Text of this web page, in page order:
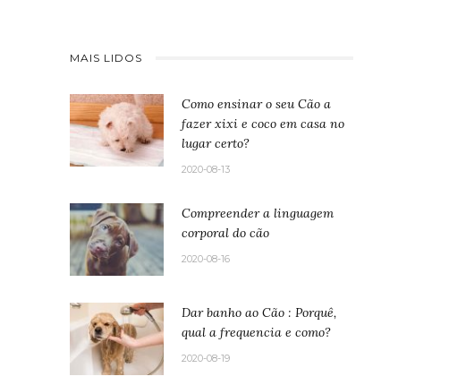
MAIS LIDOS
Como ensinar o seu Cão a
fazer xixi e coco em casa no
lugar certo?
2020-08-13
Compreender a linguagem
corporal do cão
2020-08-16
Dar banho ao Cão : Porquê,
qual a frequencia e como?
2020-08-19